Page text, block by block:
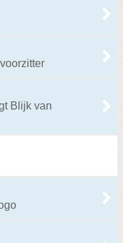
Blijk van